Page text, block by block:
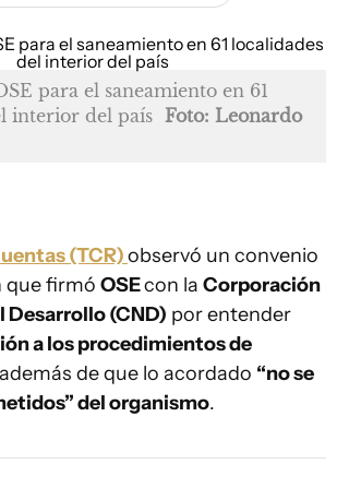
para el saneamiento en 61
interior del país Foto: Leonardo
(TCR)observó un convenio
que firmó OSEcon la Corporación
Desarrollo (CND) por entender
a los procedimientos de
de que lo acordado “no se
del organismo.